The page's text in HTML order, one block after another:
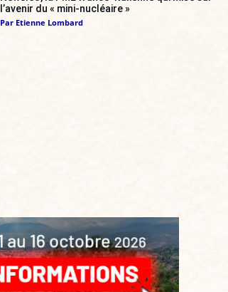
l’avenir du « mini-nucléaire »
Par Etienne Lombard